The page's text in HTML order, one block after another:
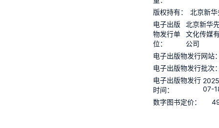
版权持有：
北京新
电子出版
物发行单
位：
北京新华
文化传媒
公司
电子出版物发行网站
电子出版物发行批次
电子出版物发行
时间：
07-
数字图书定价：